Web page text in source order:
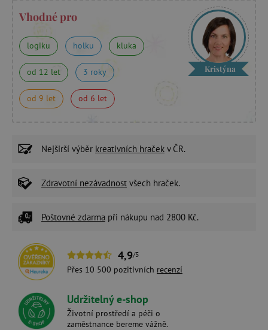
Vhodné pro
logiku holku kluka
od 12 let 3 roky
od 9 let od 6 let
Kristýna
Nejširší výběr kreativních hraček v ČR.
Zdravotní nezávadnost všech hraček.
Poštovné zdarma při nákupu nad 2800 Kč.
4,9/5
Přes 10 500 pozitivních recenzí
Udržitelný e-shop
Životní prostředí a péči o
zaměstnance bereme vážně.